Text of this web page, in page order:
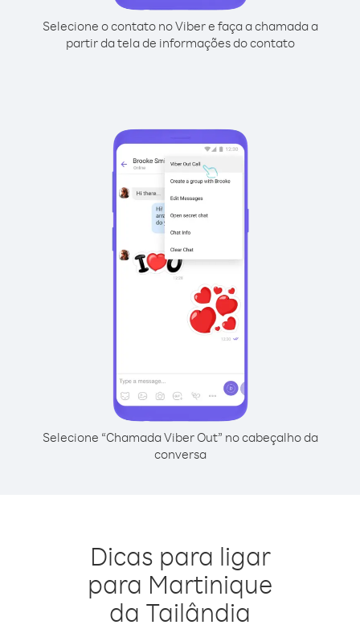
Selecione o contato no Viber e faça a chamada a
partir da tela de informações do contato
Selecione “Chamada Viber Out” no cabeçalho da
conversa
Dicas para ligar
para Martinique
da Tailândia